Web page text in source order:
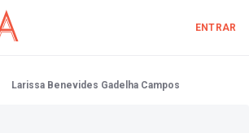
ENTRAR
Larissa Benevides Gadelha Campos